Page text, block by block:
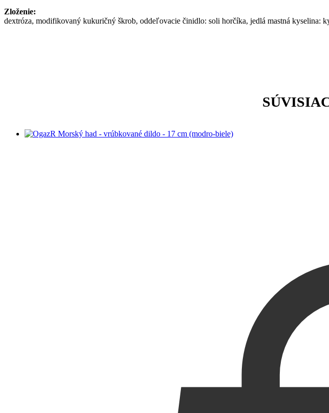
Zloženie:
dextróza, modifikovaný kukuričný škrob, oddeľovacie činidlo: soli horčíka, jedlá mastná kyselina: